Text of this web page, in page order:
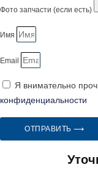
Фото запчасти (если есть)
Имя
Email
Я внимательно
конфиденциальности
ОТПРАВИТЬ ⟶